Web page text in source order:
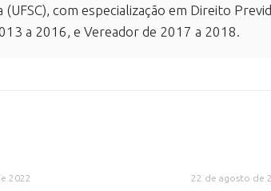
(UFSC), com especialização em Direito
a 2016, e Vereador de 2017 a 2018.
2022 22 de agosto de